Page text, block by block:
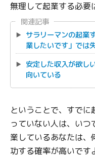
無理して起業する必要
関連記事
サラリーマンの起業
業したいです」では
安定した収入が欲し
向いている
ということで、すで
っていない人は、い
業しているあなたは、
功する確率が高いです